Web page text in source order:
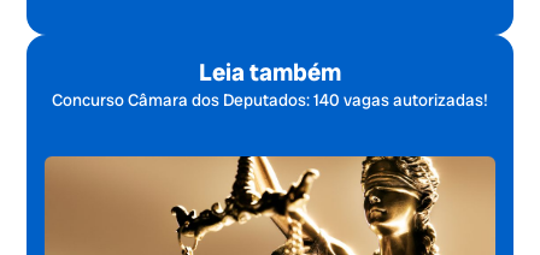
Leia também
Concurso Câmara dos Deputados: 140 vagas autorizadas!